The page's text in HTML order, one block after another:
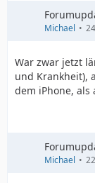
Michael
War zwar jetzt
und Krankheit),
dem iPhone, als
Michael